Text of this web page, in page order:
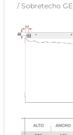
/ Sobretecho GE